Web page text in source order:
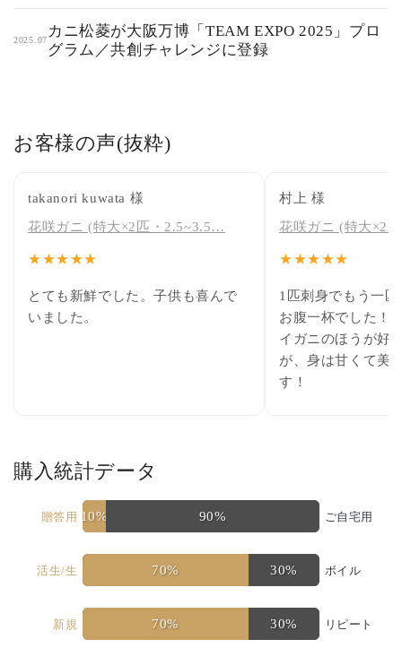
2025.07
カニ松菱が大阪万博「TEAM EXPO 2025」プロ
グラム／共創チャレンジに登録
お客様の声(抜粋)
takanori kuwata 様
花咲ガニ (特大×2匹・2.5~3.5…
★★★★★
とても新鮮でした。子供も喜んで
いました。
村上 様
花咲ガニ (特大×2
★★★★★
1匹刺身でもう一
お腹一杯でした！
イガニのほうが好
が、身は甘くて美
す！
購入統計データ
贈答用 10% 90% ご自宅用
活生/生 70% 30% ボイル
新規 70% 30% リピート